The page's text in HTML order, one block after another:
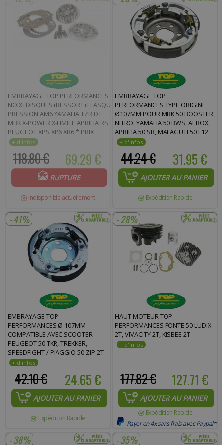
EMBRAYAGE TOP PERFORMANCES
NOIX+DISQUES+RESSORT+FLASQUE
PRESSION AM6 YAMAHA TZR DT
MBK X-POWER X-LIMITE APRILIA RS
PEUGEOT XPS XP6 XR6 * PRIX
SPÉCIAL !
69.29 €
118.80 €
RUPTURE
Indisponible actuellement
EMBRAYAGE TOP
PERFORMANCES TYPE ORIGINE
Ø107MM POUR MBK 50 BOOSTER,
NITRO, YAMAHA 50 BWS, AEROX,
APRILIA 50 SR, MALAGUTI 50 F12
31.95 €
44.24 €
AJOUTER AU PANIER
Expédition Rapide
- 41%
EMBRAYAGE TOP
PERFORMANCES Ø 107MM
COMPATIBLE AVEC SCOOTER
PEUGEOT 50 TKR, TREKKER,
SPEEDFIGHT / PIAGGIO 50 ZIP 2T
ET 4T, TYPHOON, NRG, FLY 2T ET
STALKER, RUNNER
24.65 €
42.10 €
AJOUTER AU PANIER
Expédition Rapide
- 28%
HAUT MOTEUR TOP
PERFORMANCES FONTE 50 LUDIX
2T, VIVACITY 2T, KISBEE 2T
127.71 €
177.82 €
AJOUTER AU PANIER
Expédition Rapide
Payer en 4x sans frais avec Paypal*
- 38% - 35%